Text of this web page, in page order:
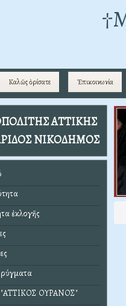
Καλῶς ὁρίσατε Ἐπικοινωνία
ΑΤΤΙΚΗΣ
ΝΙΚΟΔΗΜΟΣ
ἐκλογῆς
"ΑΤΤΙΚΟΣ ΟΥΡΑΝΟΣ"